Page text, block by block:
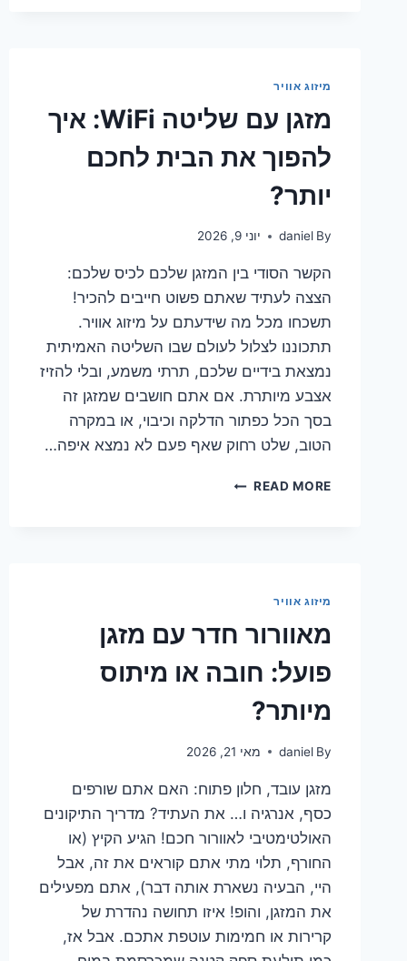
מיזוג אוויר
מזגן עם שליטה WiFi: איך
להפוך את הבית לחכם
יותר?
By
daniel יוני 9, 2026
הקשר הסודי בין המזגן שלכם לכיס שלכם:
הצצה לעתיד שאתם פשוט חייבים להכיר!
תשכחו מכל מה שידעתם על מיזוג אוויר.
תתכוננו לצלול לעולם שבו השליטה האמיתית
נמצאת בידיים שלכם, תרתי משמע, ובלי להזיז
אצבע מיותרת. אם אתם חושבים שמזגן זה
בסך הכל כפתור הדלקה וכיבוי, או במקרה
הטוב, שלט רחוק שאף פעם לא נמצא איפה…
READ MOREמזגן
לחכם
מיזוג אוויר
מאוורור חדר עם מזגן
פועל: חובה או מיתוס
מיותר?
By
daniel מאי 21, 2026
מזגן עובד, חלון פתוח: האם אתם שורפים
כסף, אנרגיה ו… את העתיד? מדריך התיקונים
האולטימטיבי לאוורור חכם! הגיע הקיץ (או
החורף, תלוי מתי אתם קוראים את זה, אבל
היי, הבעיה נשארת אותה דבר), אתם מפעילים
את המזגן, והופ! איזו תחושה נהדרת של
קרירות או חמימות עוטפת אתכם. אבל אז,